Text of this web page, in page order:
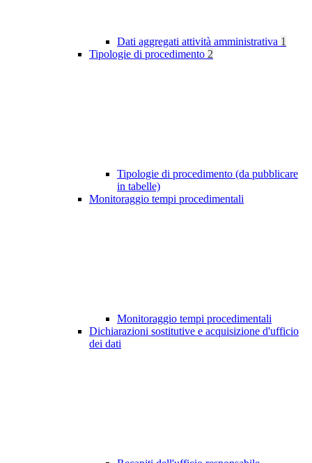
Dati aggregati attività amministrativa 1
Tipologie di procedimento 2
Tipologie di procedimento (da pubblicare
in tabelle)
Monitoraggio tempi procedimentali
Monitoraggio tempi procedimentali
Dichiarazioni sostitutive e acquisizione d'ufficio
dei dati